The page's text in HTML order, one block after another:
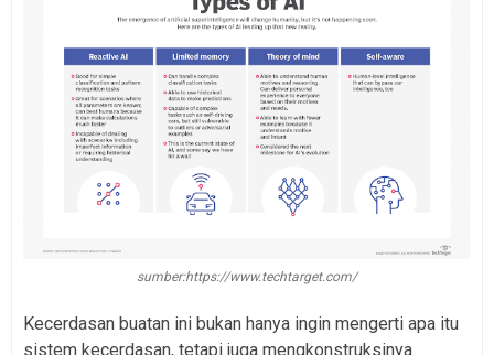
sumber:https://www.techtarget.com/
Kecerdasan buatan ini bukan hanya ingin mengerti apa itu
sistem kecerdasan, tetapi juga mengkonstruksinya.